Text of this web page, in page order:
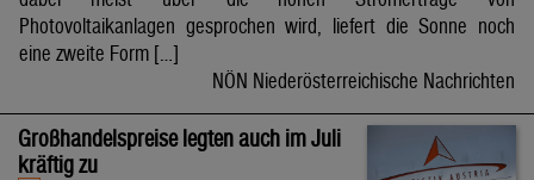
Photovoltaikanlagen gesprochen wird, liefert die Sonne noch
eine zweite Form […]
NÖN Niederösterreichische Nachrichten
Großhandelspreise legten auch im Juli
kräftig zu